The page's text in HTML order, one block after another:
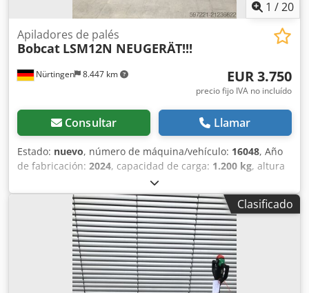
1 /20
Nürtingen 8.447 km
Apiladores de palés
Bobcat LSM12N NEUGERÄT!!!
EUR 3.750
precio fijo IVA no incluído
Consultar Llamar
Estado: nuevo, número de máquina/vehículo: 16048, Año
de fabricación: 2024, capacidad de carga: 1.200 kg, altura
, centro de carga:
combustible:eléctrico, tipo de mástil:Simplex, altura de
construcción:2.080 mm, voltaje de la batería: 24 V,
longitud de la horquilla:1.150 mm, peso total:576 kg
5076939 Dedpfx Aeykc Rrom Sokr Número de serie:
OBWNL-002740 Especificaciones de la batería: 24 V, 60 Ah
Clasificado